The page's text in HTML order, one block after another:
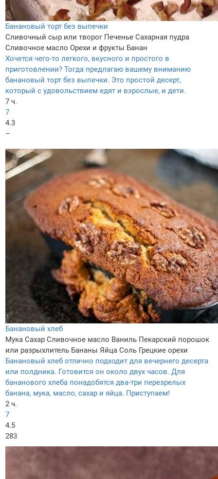
Банановый торт без выпечки
Сливочный сыр или творог Печенье Сахарная пудра
Сливочное масло Орехи и фрукты Банан
Хочется чего-то легкого, вкусного и простого в
приготовлении? Тогда предлагаю вашему вниманию
банановый торт без выпечки. Это простой десерт,
который с удовольствием едят и взрослые, и дети.
7 ч.
7
4.3
–
Банановый хлеб
Мука Сахар Сливочное масло Ваниль Пекарский порошок
или разрыхлитель Бананы Яйца Соль Грецкие орехи
Банановый хлеб отлично подходит для вечернего десерта
или полдника. Готовится он около двух часов. Для
бананового хлеба понадобятся два-три перезрелых
банана, мука, масло, сахар и яйца. Приступаем!
2 ч.
7
4.5
283